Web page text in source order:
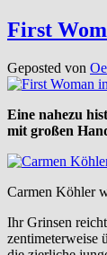
First
Geposted von
Eine nahezu
mit großen
Carmen Köhler
Ihr Grinsen
zentimeterweise